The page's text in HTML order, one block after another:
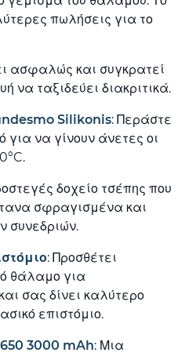
πωλήσεις για το
ασφαλώς και συγκρατεί
να ταξιδεύει διακριτικά.
Silikonis: Περάστε
να γίνουν άνετες οι
δοχείο τσέπης που
σφραγισμένα και
συνεδριών.
: Προσθέτει
θάλαμο για
σας δίνει καλύτερο
επιστόμιο.
3000 mAh: Μια